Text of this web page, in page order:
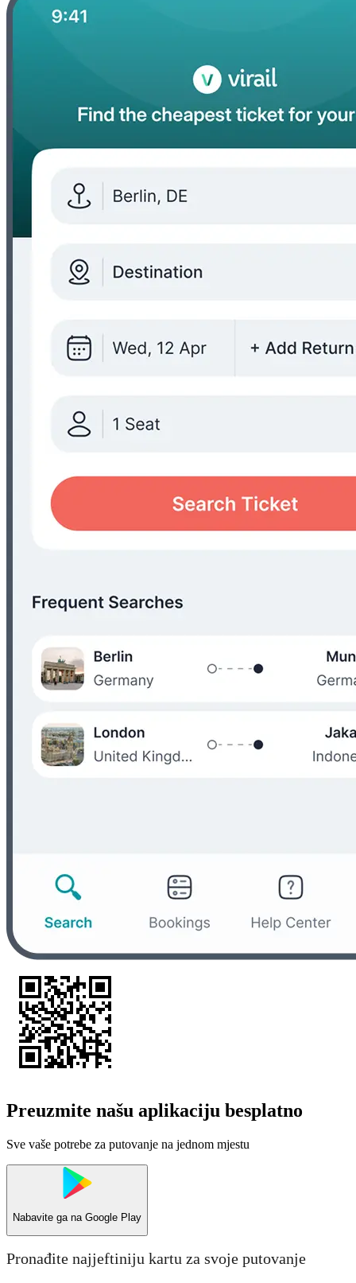
Preuzmite našu aplikaciju besplatno
Sve vaše potrebe za putovanje na jednom mjestu
Nabavite ga na Google Play
Pronađite najjeftiniju kartu za svoje putovanje